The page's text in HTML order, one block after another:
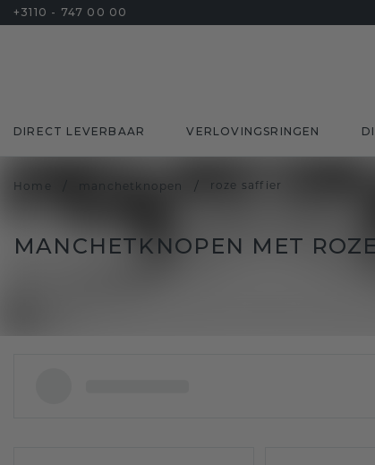
+3110 - 747 00 00
DIRECT LEVERBAAR VERLOVINGSRINGEN
Home manchetknopen / roze saffier
MANCHETKNOPEN MET